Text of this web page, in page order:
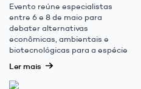
Evento reúne especialistas
entre 6 e 8 de maio para
debater alternativas
econômicas, ambientais e
biotecnológicas para a espécie
Ler mais